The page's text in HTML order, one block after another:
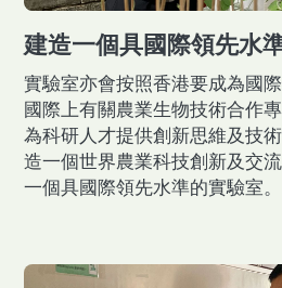
建造一個具國際領先水
實驗室亦會按照香港要成為國
國際上有關農業生物技術合作
為科研人才提供創新思維及技
造一個世界農業科技創新及交
一個具國際領先水準的實驗室。